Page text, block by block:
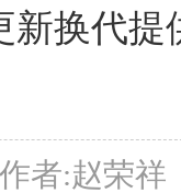
新换代
者:赵荣祥